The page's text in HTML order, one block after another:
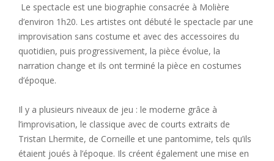
Le spectacle est une biographie consacrée à Molière
d’environ 1h20. Les artistes ont débuté le spectacle par une
improvisation sans costume et avec des accessoires du
quotidien, puis progressivement, la pièce évolue, la
narration change et ils ont terminé la pièce en costumes
d’époque.
Il y a plusieurs niveaux de jeu : le moderne grâce à
l’improvisation, le classique avec de courts extraits de
Tristan Lhermite, de Corneille et une pantomime, tels qu’ils
étaient joués à l’époque. Ils créent également une mise en